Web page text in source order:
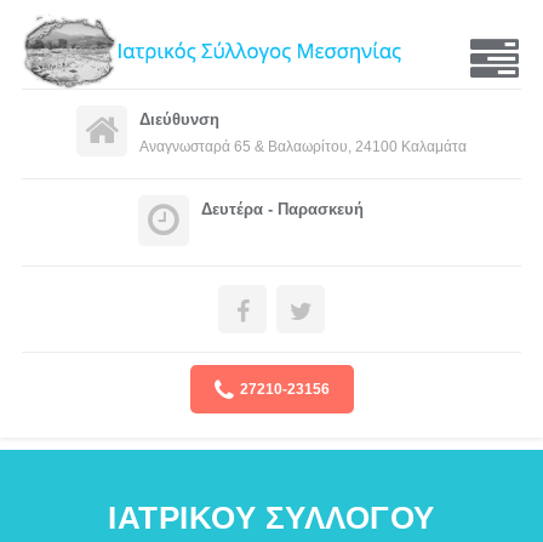
Διεύθυνση
Αναγνωσταρά 65 & Bαλαωρίτου, 24100 Καλαμάτα
Δευτέρα - Παρασκευή
27210-23156
ΙΑΤΡΙΚΟΥ ΣΥΛΛΟΓΟΥ